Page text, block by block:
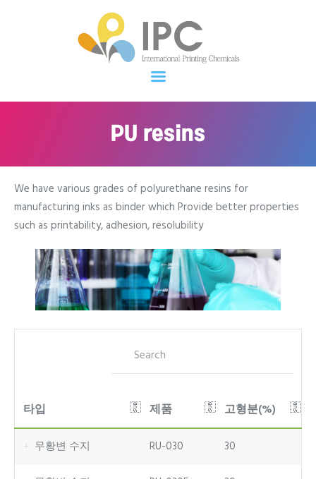
PU resins
IPC
Welcome to IPC
Products
Contract Us
Korean
We have various grades of polyurethane resins for
manufacturing inks as binder which Provide better properties
such as printability, adhesion, resolubility
타입 제품 고형분(%)
무황변 수지 RU-030 30